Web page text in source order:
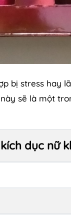
bị stress hay
sẽ là một
dục nữ